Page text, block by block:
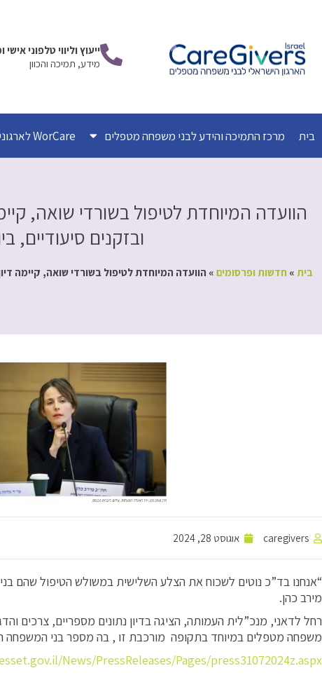
ייעוץ וליווי טלפוני
מידע, תמיכה והכוון
בית מרכז התמיכה והידע לבני משפחה מטפלים WorCare לארגונים
הוועדה המיוחדת לטיפול בשורדי שואה,
ובזקנים סיעודיים,
בית » חדשות ופרסומים » הוועדה המיוחדת לטיפול בשורדי שואה, קיימה
caregivers אוגוסט 28, 2024
“אנחנו בד”כ נוטים לשכוח את הצלע השלישית במשולש הטיפול שהם
מירב כהן.
רחל לדאני, מנכ”לית העמותה, הציגה בדיון נתונים מספריים, צרכים
משפחה מטפלים במיוחד בתקופה מורכבת זו , בה מספר בני
News/PressReleases/Pages/press31072024z.aspx